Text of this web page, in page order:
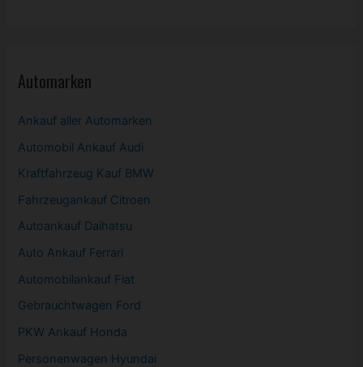
Automarken
Ankauf aller Automarken
Automobil Ankauf Audi
Kraftfahrzeug Kauf BMW
Fahrzeugankauf Citroen
Autoankauf Daihatsu
Auto Ankauf Ferrari
Automobilankauf Fiat
Gebrauchtwagen Ford
PKW Ankauf Honda
Personenwagen Hyundai